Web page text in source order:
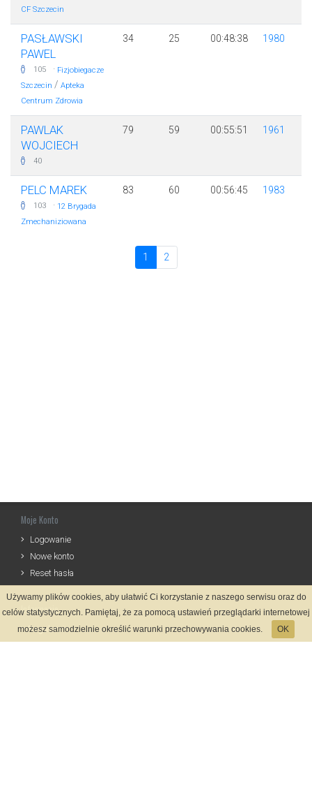
CF Szczecin
PASŁAWSKI
PAWEL
105 · Fizjobiegacze
Szczecin / Apteka
Centrum Zdrowia
34 25 00:48:38 1980
PAWLAK
WOJCIECH
40
79 59 00:55:51 1961
PELC MAREK
103 · 12 Brygada
Zmechaniziowana
83 60 00:56:45 1983
1 2
Moje Konto
Logowanie
Nowe konto
Reset hasła
Informacje
Regulamin
Używamy plików cookies, aby ułatwić Ci korzystanie z naszego serwisu oraz do
celów statystycznych. Pamiętaj, że za pomocą ustawień przeglądarki internetowej
możesz samodzielnie określić warunki przechowywania cookies.
OK